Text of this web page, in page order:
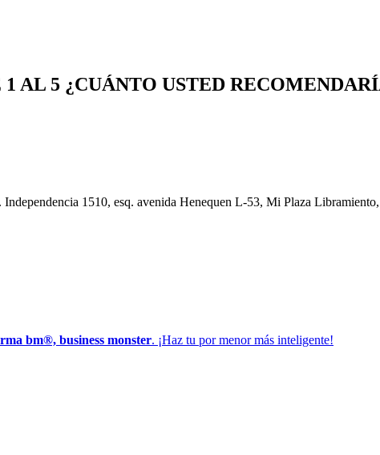
1 AL 5 ¿CUÁNTO USTED
1510, esq. avenida Henequen L-53, Mi Plaza
bm®, business monster. ¡Haz tu por menor más inteligente!